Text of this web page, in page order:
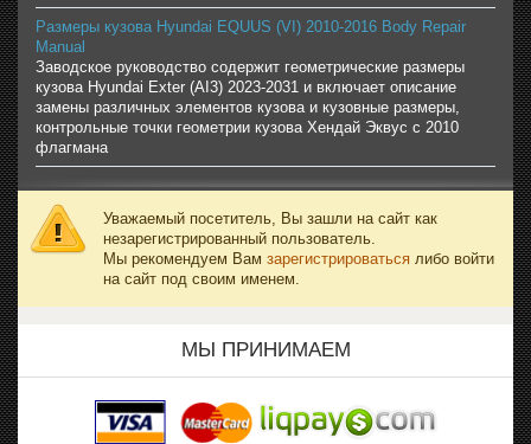
Размеры кузова Hyundai EQUUS (VI) 2010-2016 Body Repair
Manual
Заводское руководство содержит геометрические размеры
кузова Hyundai Exter (AI3) 2023-2031 и включает описание
замены различных элементов кузова и кузовные размеры,
контрольные точки геометрии кузова Хендай Эквус с 2010
флагмана
Уважаемый посетитель, Вы зашли на сайт как
незарегистрированный пользователь.
Мы рекомендуем Вам зарегистрироваться либо войти
на сайт под своим именем.
МЫ ПРИНИМАЕМ